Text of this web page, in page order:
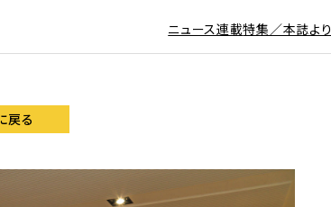
ニュース連載特集／本誌より
戻る